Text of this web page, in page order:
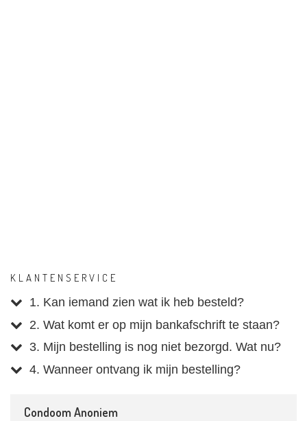
KLANTENSERVICE
1. Kan iemand zien wat ik heb besteld?
2. Wat komt er op mijn bankafschrift te staan?
3. Mijn bestelling is nog niet bezorgd. Wat nu?
4. Wanneer ontvang ik mijn bestelling?
Condoom Anoniem